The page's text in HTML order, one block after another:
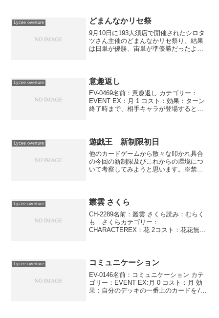
Lycee overture どまんなかリセ祭
9月10日に193大須店で開催されたシロタ
ツさん主催のどまんなかリセ祭り。結果
は日単が優勝、宙単が準優勝だったよう
頂きたい所。リンク...
Lycee overture 意趣返し
EV-0469名前：意趣返し カテゴリー：
EVENT EX：月 1 コスト：効果：ターン
終了時まで、相手キャラが登場すると
R...
Lycee overture 遊戯王 新制限初日
他のカードゲームから散々な叩かれ具合
の今回の新制限及びこれからの環境につ
いて考察してみようと思います。※禁止
く、彼の意思はライトロー...
Lycee overture 叢雲 さくら
CH-2289名前：叢雲 さくら読み：むらく
も さくらカテゴリー：
CHARACTEREX：花 2コスト：花花無登
を未行動...
Lycee overture コミュニケーション
EV-0146名前：コミュニケーション カテ
ゴリー：EVENT EX:月 0 コスト：月 効
果：自分のデッキの一番上のカードを7枚